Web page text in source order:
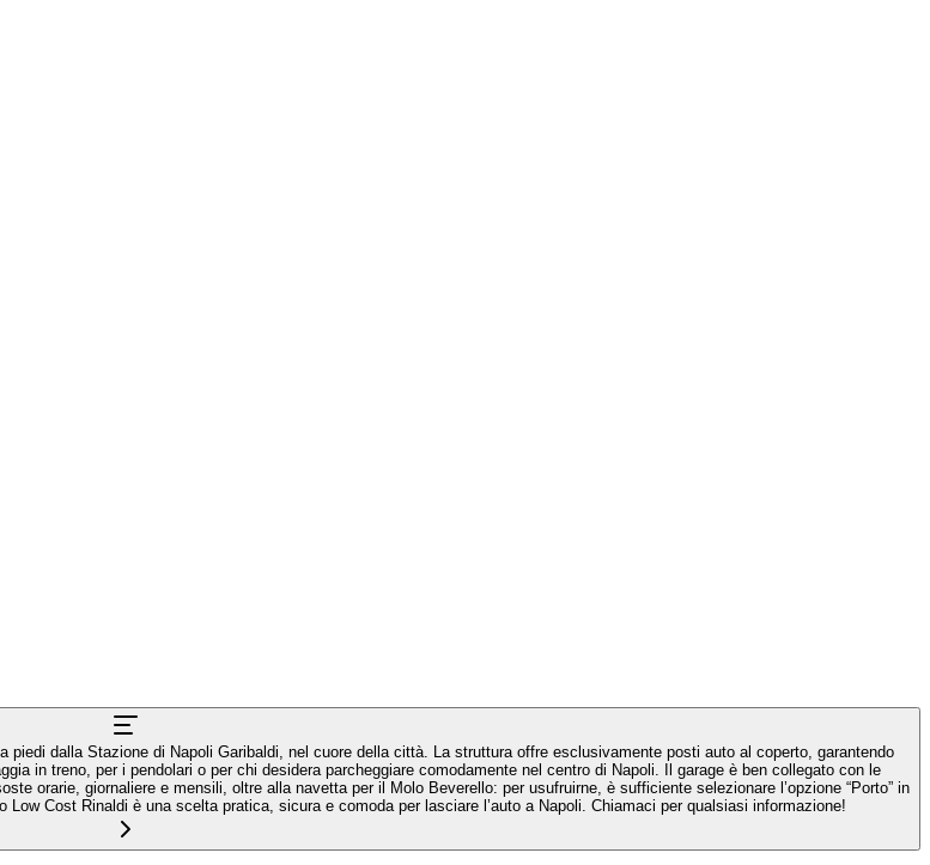
dalla Stazione di Napoli Garibaldi, nel cuore della città. La struttura offre esclusivamente posti auto al coperto, garantendo
in treno, per i pendolari o per chi desidera parcheggiare comodamente nel centro di Napoli. Il garage è ben collegato con le
orarie, giornaliere e mensili, oltre alla navetta per il Molo Beverello: per usufruirne, è sufficiente selezionare l’opzione “Porto” in
Cost Rinaldi è una scelta pratica, sicura e comoda per lasciare l’auto a Napoli. Chiamaci per qualsiasi informazione!